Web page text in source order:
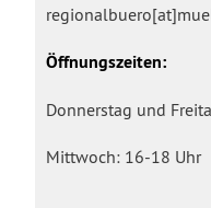
Öffnungszeiten:
Donnerstag und
Mittwoch: 16-18 Uhr